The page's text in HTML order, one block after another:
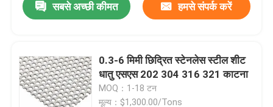
एक उद्धरण का अनुरोध करें
स्टेनलेस स्टील मिश्र धातु
स्टेनलेस स्टील प्लेट शीट
सबसे अच्छी कीमत हमसे संपर्क करें
0.3-6 मिमी छिद्रित स्टेनलेस स्टील शीट
धातु एसएस 202 304 316 321 काटना
MOQ：1-18 टन
मूल्य：$1,300.00/Tons